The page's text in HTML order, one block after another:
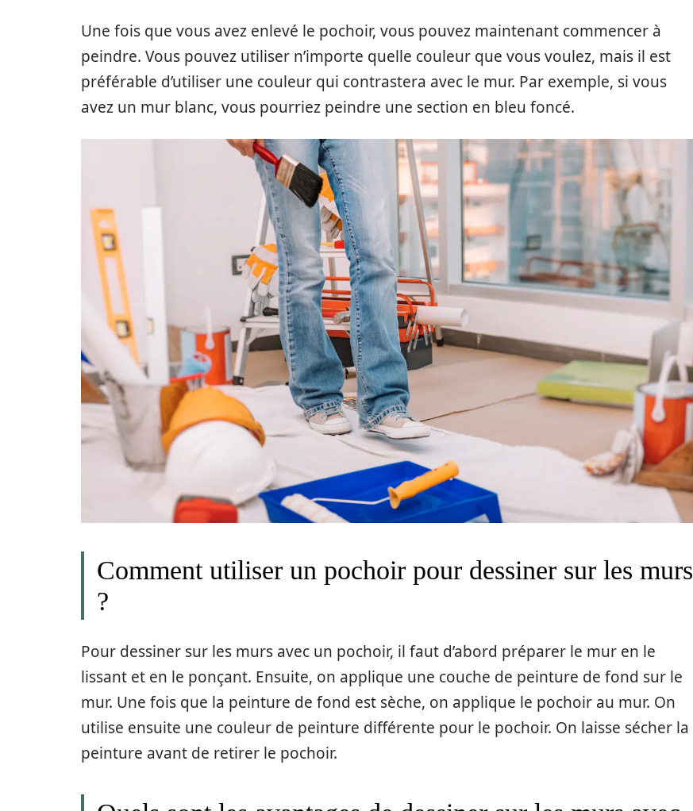
Une fois que vous avez enlevé le pochoir, vous pouvez maintenant commencer à
peindre. Vous pouvez utiliser n’importe quelle couleur que vous voulez, mais il est
préférable d’utiliser une couleur qui contrastera avec le mur. Par exemple, si vous
avez un mur blanc, vous pourriez peindre une section en bleu foncé.
Comment utiliser un pochoir pour dessiner sur les murs
?
Pour dessiner sur les murs avec un pochoir, il faut d’abord préparer le mur en le
lissant et en le ponçant. Ensuite, on applique une couche de peinture de fond sur le
mur. Une fois que la peinture de fond est sèche, on applique le pochoir au mur. On
utilise ensuite une couleur de peinture différente pour le pochoir. On laisse sécher la
peinture avant de retirer le pochoir.